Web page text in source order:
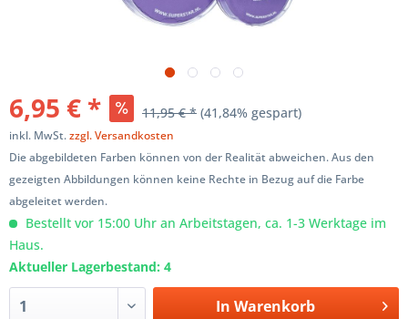
6,95 € * 11,95 € * (41,84% gespart)
inkl. MwSt.zzgl. Versandkosten
Die abgebildeten Farben können von der Realität abweichen. Aus den
gezeigten Abbildungen können keine Rechte in Bezug auf die Farbe
abgeleitet werden.
Bestellt vor 15:00 Uhr an Arbeitstagen, ca. 1-3 Werktage im
Haus.
Aktueller Lagerbestand: 4
In Warenkorb